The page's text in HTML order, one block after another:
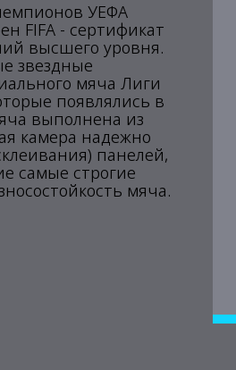
УЕФА
FIFA - сертификат
высшего уровня.
звездные
мяча Лиги
появлялись в
выполнена из
камера надежно
панелей,
самые строгие
мяча.